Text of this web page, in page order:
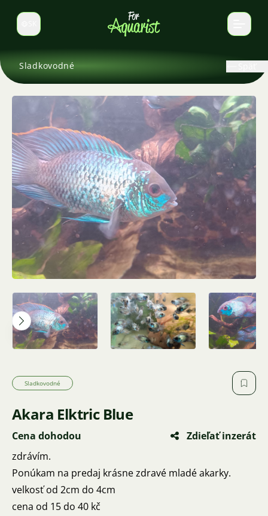
Prepnúť jazyk
Sladkovodné
Sladkovodné
Akara Elktric Blue
Cena dohodou
Zdieľať inzerát
zdrávím.
Ponúkam na predaj krásne zdravé mladé akarky.
velkosť od 2cm do 4cm
cena od 15 do 40 kč